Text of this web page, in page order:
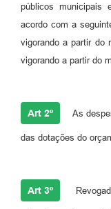
públicos municipais
acordo com a
vigorando a partir do
vigorando a partir do
Art 2º As
das dotações do
Art 3º